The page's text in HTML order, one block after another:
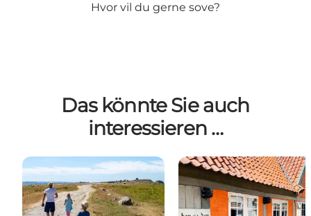
Hvor vil du gerne sove?
Das könnte Sie auch
interessieren …